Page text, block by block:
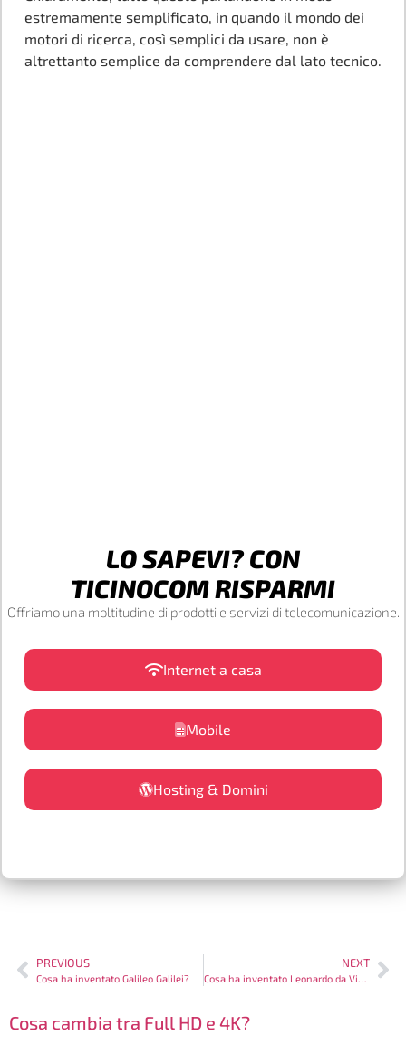
estremamente semplificato, in quando il mondo dei
motori di ricerca, così semplici da usare, non è
altrettanto semplice da comprendere dal lato tecnico.
LO SAPEVI? CON
TICINOCOM RISPARMI
Offriamo una moltitudine di prodotti e servizi di telecomunicazione.
Internet a casa
Mobile
Hosting & Domini
PREVIOUS
Cosa ha inventato Galileo Galilei?
NEXT
Cosa cambia tra Full HD e 4K?